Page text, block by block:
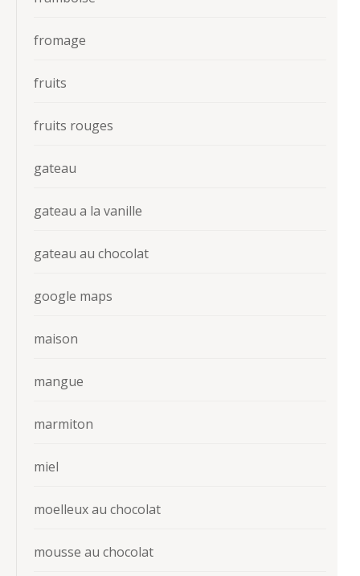
fromage
fruits
fruits rouges
gateau
gateau a la vanille
gateau au chocolat
google maps
maison
mangue
marmiton
miel
moelleux au chocolat
mousse au chocolat